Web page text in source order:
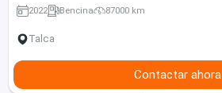
2022 Bencina 87000 km
Talca
Contactar ahora